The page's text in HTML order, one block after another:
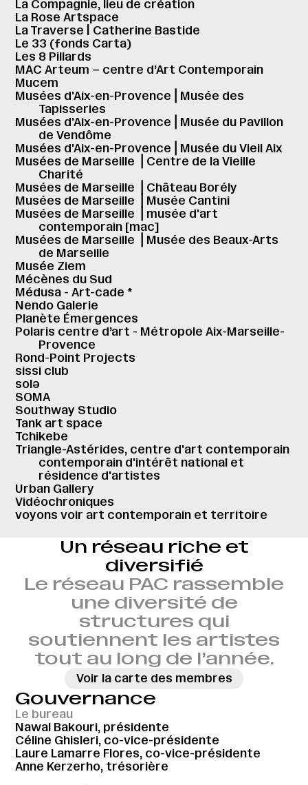
La Compagnie, lieu de création
La Rose Artspace
La Traverse | Catherine Bastide
Le 33 (fonds Carta)
Les 8 Pillards
MAC Arteum – centre d’Art Contemporain
Mucem
Musées d'Aix-en-Provence⎪Musée des
Tapisseries
Musées d'Aix-en-Provence⎪Musée du Pavillon
de Vendôme
Musées d'Aix-en-Provence⎪Musée du Vieil Aix
Musées de Marseille ⎪Centre de la Vieille
Charité
Musées de Marseille ⎪Château Borély
Musées de Marseille ⎪Musée Cantini
Musées de Marseille ⎪musée d'art
contemporain [mac]
Musées de Marseille ⎪Musée des Beaux-Arts
de Marseille
Musée Ziem
Mécènes du Sud
Médusa - Art-cade *
Nendo Galerie
Planète Émergences
Polaris centre d’art - Métropole Aix-Marseille-
Provence
Rond-Point Projects
sissi club
solə
SOMA
Southway Studio
Tank art space
Tchikebe
Triangle-Astérides, centre d'art contemporain
contemporain d'intérêt national et
résidence d'artistes
Urban Gallery
Vidéochroniques
voyons voir art contemporain et territoire
Un réseau riche et
diversifié
Le réseau PAC rassemble
une diversité de
structures qui
soutiennent les artistes
tout au long de l’année.
Voir la carte des membres
Gouvernance
Le bureau
Nawal Bakouri, présidente
Céline Ghisleri, co-vice-présidente
Laure Lamarre Flores, co-vice-présidente
Anne Kerzerho, trésorière